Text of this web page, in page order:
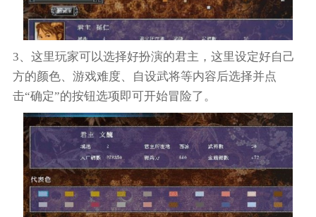
3、这里玩家可以选择好扮演的君主，这里设定好自己
方的颜色、游戏难度、自设武将等内容后选择并点
击“确定”的按钮选项即可开始冒险了。